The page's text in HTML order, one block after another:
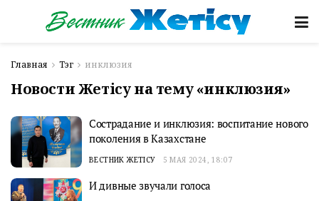
Главная Тэг инклюзия
Новости Жетісу на тему «инклюзия»
Сострадание и инклюзия: воспитание нового
поколения в Казахстане
ВЕСТНИК ЖЕТІСУ 5 МАЯ 2024, 18:07
И дивные звучали голоса